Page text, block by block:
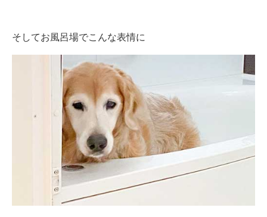
そしてお風呂場でこんな表情に